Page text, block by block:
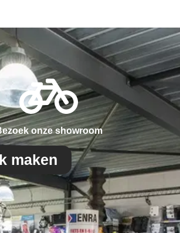
onze showroom
maken